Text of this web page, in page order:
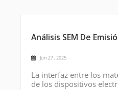
Análisis SEM De
Jun 27 , 2025
La interfaz entre los
de los dispositivos